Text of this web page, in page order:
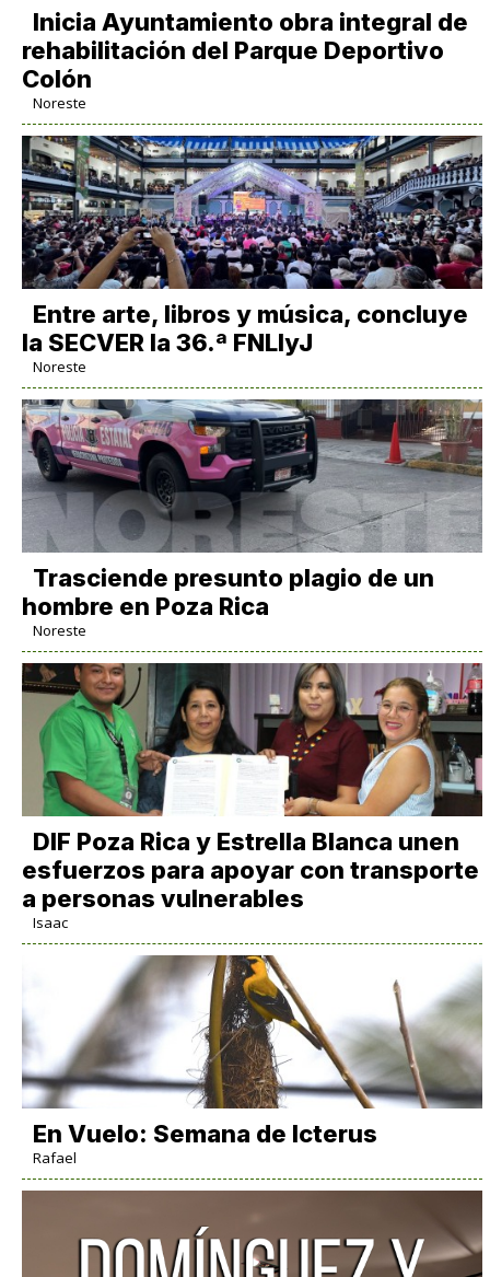
Inicia Ayuntamiento obra integral de
rehabilitación del Parque Deportivo
Colón
Noreste
Entre arte, libros y música, concluye
la SECVER la 36.ª FNLIyJ
Noreste
Trasciende presunto plagio de un
hombre en Poza Rica
Noreste
DIF Poza Rica y Estrella Blanca unen
esfuerzos para apoyar con transporte
a personas vulnerables
Isaac
En Vuelo: Semana de Icterus
Rafael